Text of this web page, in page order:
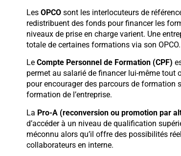
Les OPCOsont les interlocuteurs de
redistribuent des fonds pour financer les
niveaux de prise en charge varient. Une
totale de certaines formations via son OPCO.
Le Compte Personnel de Formation (CPF)
permet au salarié de financer lui-même tout
pour encourager des parcours de formation
formation de l’entreprise.
La Pro-A (reconversion ou promotion par
d’accéder à un niveau de qualification
méconnu alors qu’il offre des possibilités
collaborateurs en interne.